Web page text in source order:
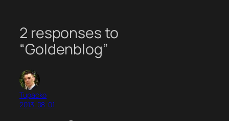
2 responses to
“Goldenblog”
Tupacko
2013-08-01